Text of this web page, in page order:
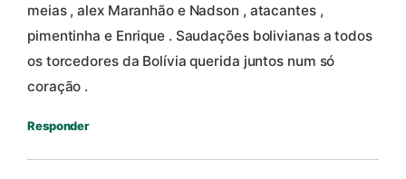
meias , alex Maranhão e Nadson , atacantes ,
pimentinha e Enrique . Saudações bolivianas a todos
os torcedores da Bolívia querida juntos num só
coração .
Responder